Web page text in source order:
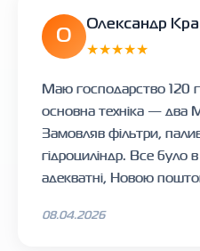
О
Олександр
★★★★★
Маю господарство 120
основна техніка — два
Замовляв фільтри,
гідроциліндр. Все було
адекватні, Новою
08.04.2026